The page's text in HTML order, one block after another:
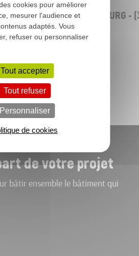
17 maisons - CHATEAUBOURG -
nos réalisations
de votre projet
bâtir ensemble le bâtiment qui
cookies pour améliorer
mesurer l'audience et
adaptés. Vous
refuser ou personnaliser
Tout accepter
Tout refuser
Personnaliser
de cookies